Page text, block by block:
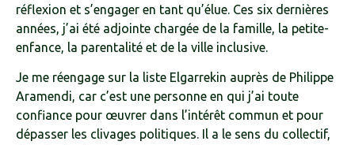
réflexion et s’engager en tant qu’élue. Ces six dernières
années, j’ai été adjointe chargée de la famille, la petite-
enfance, la parentalité et de la ville inclusive.
Je me réengage sur la liste Elgarrekin auprès de Philippe
Aramendi, car c’est une personne en qui j’ai toute
confiance pour œuvrer dans l’intérêt commun et pour
dépasser les clivages politiques. Il a le sens du collectif,